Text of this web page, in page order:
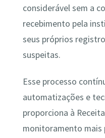
considerável sem a
recebimento pela
seus próprios
suspeitas.
Esse processo
automatizações e
proporciona à
monitoramento mais